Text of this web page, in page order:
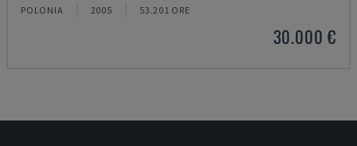
POLONIA 2005 53.201 ORE
30.000 €